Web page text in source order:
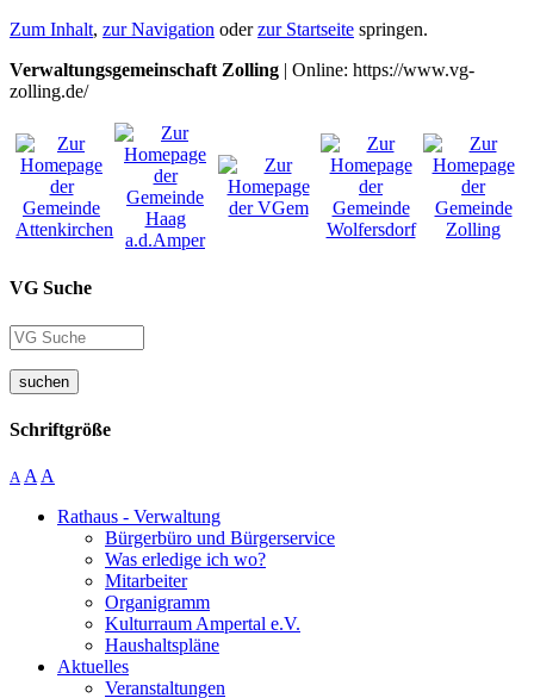
Zum Inhalt, zur Navigation oderzur Startseite springen.
Verwaltungsgemeinschaft Zolling | Online: https://www.vg-
zolling.de/
VG Suche
suchen
Schriftgröße
A A A
Rathaus - Verwaltung
Bürgerbüro und Bürgerservice
Was erledige ich wo?
Mitarbeiter
Organigramm
Kulturraum Ampertal e.V.
Haushaltspläne
Aktuelles
Veranstaltungen